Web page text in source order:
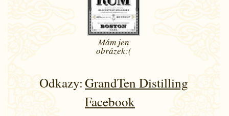
Mám jen
obrázek:(
Odkazy:GrandTen Distilling
Facebook